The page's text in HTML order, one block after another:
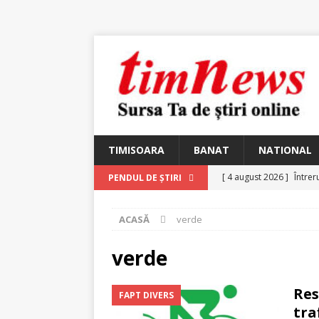
TIMISOARA BANAT NATIONAL
PENDUL DE ȘTIRI [ 4 august 2026 ]
Ungureanu,
ACASĂ verde
verde
FAPT DIVERS